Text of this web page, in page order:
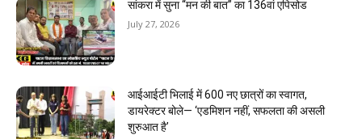
सांकरा में सुना “मन की बात” का 136वां एपिसोड
July 27, 2026
आईआईटी भिलाई में 600 नए छात्रों का स्वागत,
डायरेक्टर बोले— ‘एडमिशन नहीं, सफलता की असली
शुरुआत है’